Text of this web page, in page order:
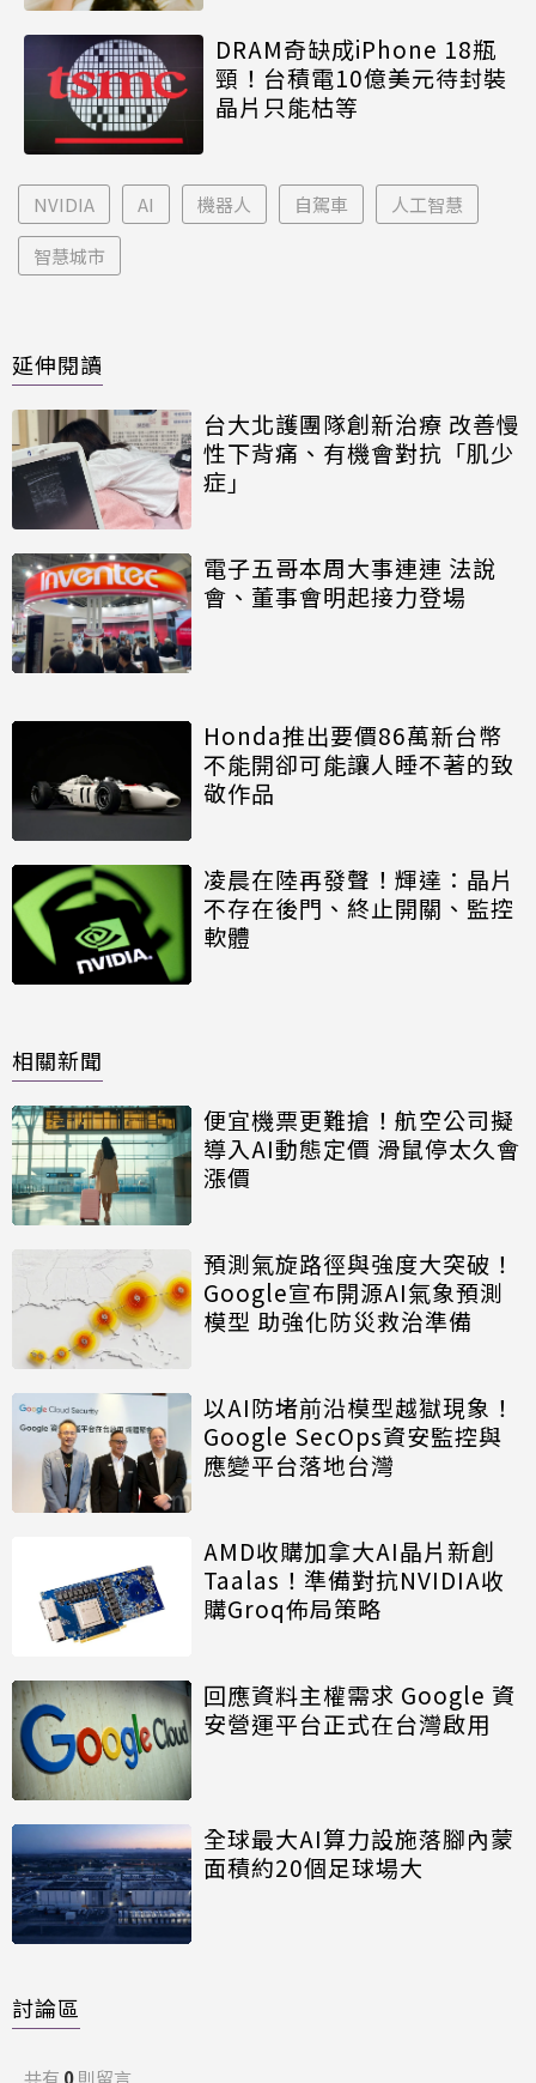
DRAM奇缺成iPhone 18瓶
頸！台積電10億美元待封裝
晶片只能枯等
NVIDIA AI 機器人 自駕車 人工智慧
智慧城市
延伸閱讀
台大北護團隊創新治療 改善慢
性下背痛、有機會對抗「肌少
症」
電子五哥本周大事連連 法說
會、董事會明起接力登場
Honda推出要價86萬新台幣
不能開卻可能讓人睡不著的致
敬作品
凌晨在陸再發聲！輝達：晶片
不存在後門、終止開關、監控
軟體
相關新聞
便宜機票更難搶！航空公司擬
導入AI動態定價 滑鼠停太久會
漲價
預測氣旋路徑與強度大突破！
Google宣布開源AI氣象預測
模型 助強化防災救治準備
以AI防堵前沿模型越獄現象！
Google SecOps資安監控與
應變平台落地台灣
AMD收購加拿大AI晶片新創
Taalas！準備對抗NVIDIA收
購Groq佈局策略
回應資料主權需求 Google 資
安營運平台正式在台灣啟用
全球最大AI算力設施落腳內蒙
面積約20個足球場大
討論區
共有 0則留言